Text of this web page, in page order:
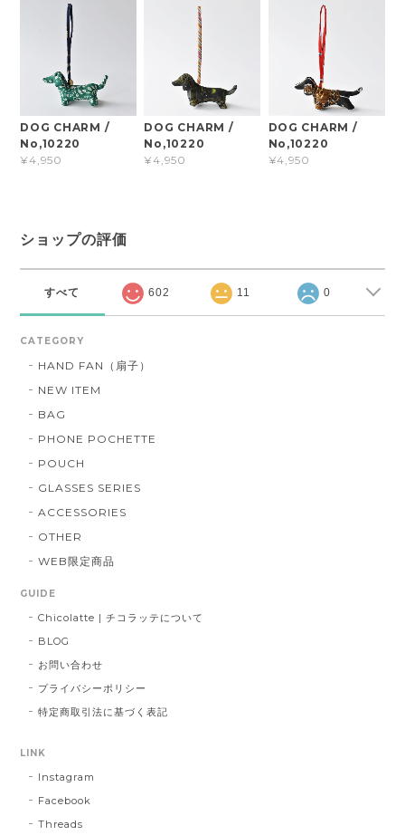
DOG CHARM /
No,10220
¥4,950
DOG CHARM /
No,10220
¥4,950
DOG CHARM /
No,10220
¥4,950
ショップの評価
すべて 602 11 0
CATEGORY
HAND FAN（扇子）
NEW ITEM
BAG
PHONE POCHETTE
POUCH
GLASSES SERIES
ACCESSORIES
OTHER
WEB限定商品
GUIDE
Chicolatte | チコラッテについて
BLOG
お問い合わせ
プライバシーポリシー
特定商取引法に基づく表記
LINK
Instagram
Facebook
Threads